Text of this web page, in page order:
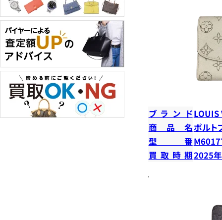
ブランドLOUIS
商品名ポルト
型番
買取時期2025